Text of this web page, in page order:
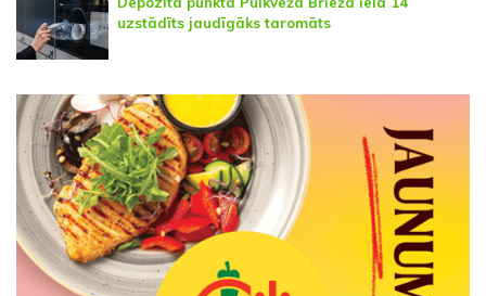
uzstādīts jaudīgāks taromāts